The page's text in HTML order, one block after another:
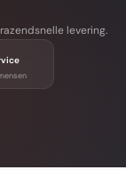
levering.